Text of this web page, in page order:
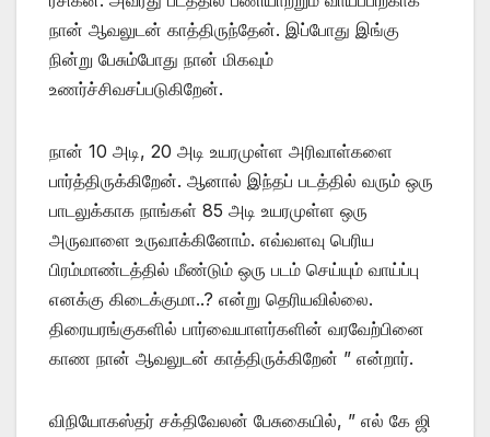
நான் ஆவலுடன் காத்திருந்தேன். இப்போது இங்கு
நின்று பேசும்போது நான் மிகவும்
உணர்ச்சிவசப்படுகிறேன்.
நான் 10 அடி, 20 அடி உயரமுள்ள அரிவாள்களை
பார்த்திருக்கிறேன். ஆனால் இந்தப் படத்தில் வரும் ஒரு
பாடலுக்காக நாங்கள் 85 அடி உயரமுள்ள ஒரு
அருவாளை உருவாக்கினோம். எவ்வளவு பெரிய
பிரம்மாண்டத்தில் மீண்டும் ஒரு படம் செய்யும் வாய்ப்பு
எனக்கு கிடைக்குமா..? என்று தெரியவில்லை.
திரையரங்குகளில் பார்வையாளர்களின் வரவேற்பினை
காண நான் ஆவலுடன் காத்திருக்கிறேன் ” என்றார்.
விநியோகஸ்தர் சக்திவேலன் பேசுகையில், ” எல் கே ஜி